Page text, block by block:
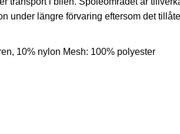
under längre förvaring eftersom det
10% nylon Mesh: 100% polyester